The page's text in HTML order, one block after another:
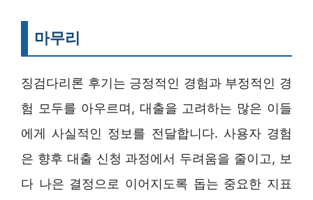
마무리
징검다리론 후기는 긍정적인 경험과 부정적인 경
험 모두를 아우르며, 대출을 고려하는 많은 이들
에게 사실적인 정보를 전달합니다. 사용자 경험
은 향후 대출 신청 과정에서 두려움을 줄이고, 보
다 나은 결정으로 이어지도록 돕는 중요한 지표